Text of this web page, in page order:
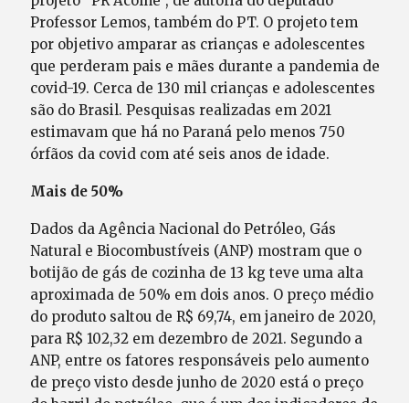
Professor Lemos, também do PT. O projeto tem
por objetivo amparar as crianças e adolescentes
que perderam pais e mães durante a pandemia de
covid-19. Cerca de 130 mil crianças e adolescentes
são do Brasil. Pesquisas realizadas em 2021
estimavam que há no Paraná pelo menos 750
órfãos da covid com até seis anos de idade.
Mais de 50%
Dados da Agência Nacional do Petróleo, Gás
Natural e Biocombustíveis (ANP) mostram que o
botijão de gás de cozinha de 13 kg teve uma alta
aproximada de 50% em dois anos. O preço médio
do produto saltou de R$ 69,74, em janeiro de 2020,
para R$ 102,32 em dezembro de 2021. Segundo a
ANP, entre os fatores responsáveis pelo aumento
de preço visto desde junho de 2020 está o preço